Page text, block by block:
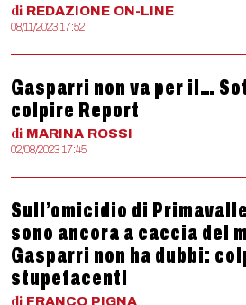
di REDAZIONE ON-LINE
08/11/2023 17:52
Gasparri non va per il…
colpire Report
di MARINA ROSSI
02/08/2023 17:45
Sull’omicidio di
sono ancora a caccia del
Gasparri non ha dubbi:
stupefacenti
di FRANCO PIGNA